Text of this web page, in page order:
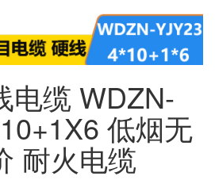
电缆 WDZN-
低烟无
耐火电缆